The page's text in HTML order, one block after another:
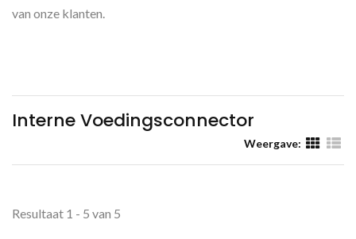
van onze klanten.
Interne Voedingsconnector
Weergave:
Resultaat 1 - 5 van 5